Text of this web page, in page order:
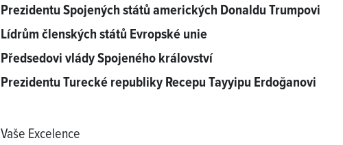
Prezidentu Spojených států amerických Donaldu Trumpovi
Lídrům členských států Evropské unie
Předsedovi vlády Spojeného království
Prezidentu Turecké republiky Recepu Tayyipu Erdoğanovi
Vaše Excelence